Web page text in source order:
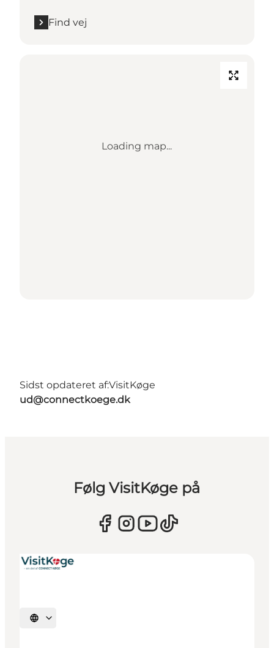
Find vej
Loading map...
Sidst opdateret af:VisitKøge
ud@connectkoege.dk
Følg VisitKøge på
Vælg sprog